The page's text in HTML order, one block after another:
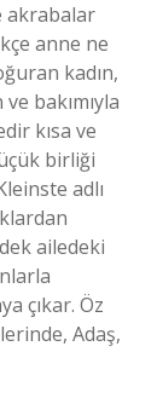
akrabalar
anne ne
kadın,
bakımıyla
kısa ve
birliği
adlı
ailedeki
çıkar. Öz
Adaş,